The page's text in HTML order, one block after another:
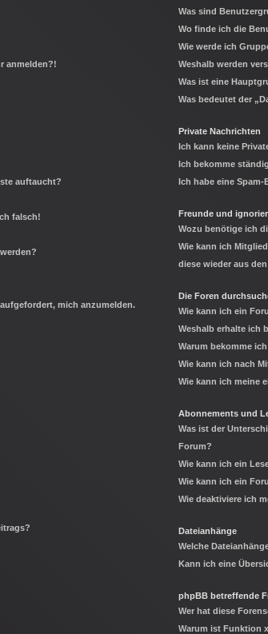
anmelden?!
auftaucht?
falsch!
mich anzumelden.
Was sind
Wo finde ich die
Wie werde ich
Weshalb werden
Was ist eine
Was bedeutet der
Private Nachrichten
Ich kann keine
Ich bekomme
Ich habe eine
Freunde und
Wozu benötige ich
Wie kann ich
diese wieder aus
Die Foren
Wie kann ich ein
Weshalb erhalte ich
Warum bekomme
Wie kann ich nach
Wie kann ich meine
Abonnements und
Was ist der
Forum?
Wie kann ich ein
Wie kann ich ein
Wie deaktiviere ich
Dateianhänge
Welche
Kann ich eine
phpBB betreffende
Wer hat diese
Warum ist Funktion